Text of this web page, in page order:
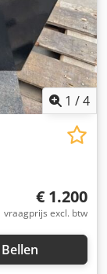
1 /4
€ 1.200
vraagprijs excl. btw
Bellen